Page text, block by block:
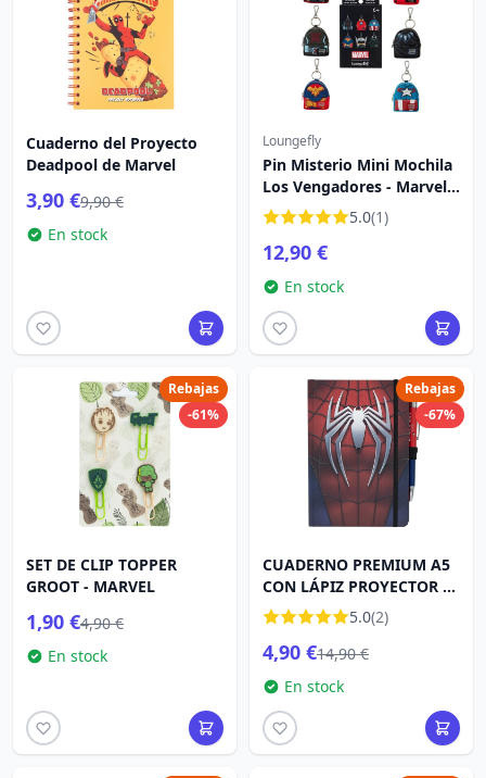
Cuaderno del Proyecto
Deadpool de Marvel
3,90 €9,90 €
En stock
Loungefly
Pin Misterio Mini Mochila
Los Vengadores - Marvel
Loungefly 5.0(1)
12,90 €
En stock
Rebajas
-61%
SET DE CLIP TOPPER
GROOT - MARVEL
1,90 €4,90 €
En stock
Rebajas
-67%
CUADERNO PREMIUM A5
CON LÁPIZ PROYECTOR -
MARVEL SPIDERMAN
5.0(2)
4,90 €14,90 €
En stock